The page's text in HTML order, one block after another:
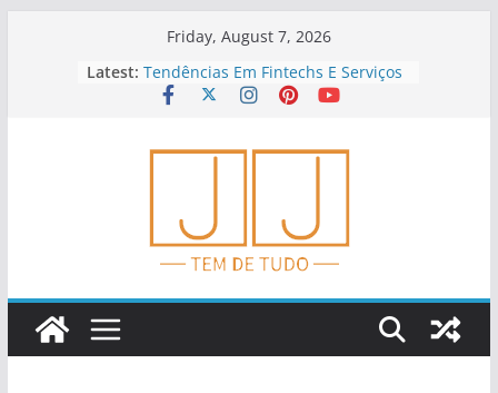
Friday, August 7, 2026
Latest: Tendências Em Fintechs E Serviços
Financeiros
Educação Financeira Para
Cedo
Como Analisar Indicadores
Financeiros